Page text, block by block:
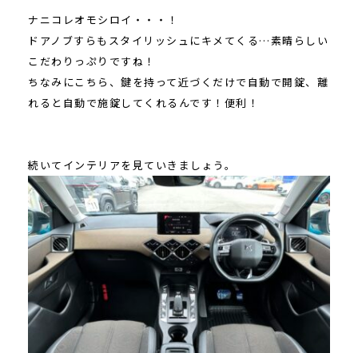
ナニコレオモシロイ・・・！
ドアノブすらもスタイリッシュにキメてくる…素晴らしい
こだわりっぷりですね！
ちなみにこちら、鍵を持って近づくだけで自動で開錠、離
れると自動で施錠してくれるんです！便利！
続いてインテリアを見ていきましょう。